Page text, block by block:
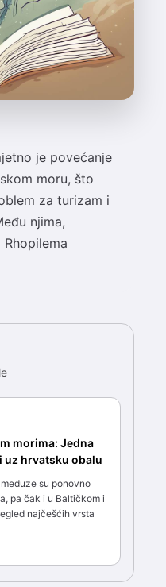
je povećanje
moru, što
za turizam i
njima,
morima: Jedna
uz hrvatsku obalu
su ponovno
pa čak i u Baltičkom i
najčešćih vrsta